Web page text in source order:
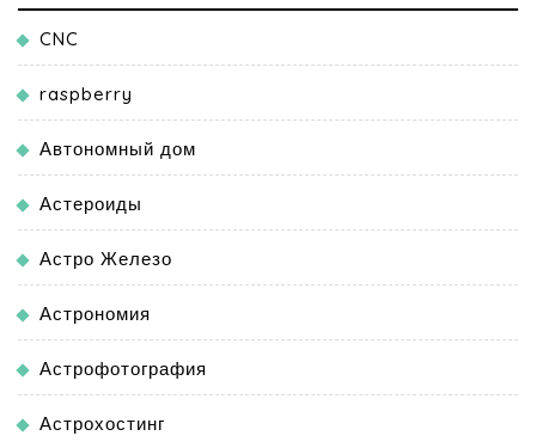
CNC
raspberry
Автономный дом
Астероиды
Астро Железо
Астрономия
Астрофотография
Астрохостинг